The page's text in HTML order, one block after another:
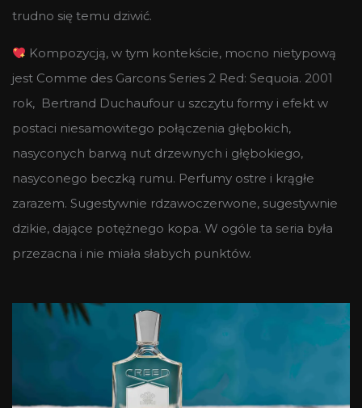
trudno się temu dziwić.
Kompozycją, w tym kontekście, mocno nietypową
jest Comme des Garcons Series 2 Red: Sequoia. 2001
rok, Bertrand Duchaufour u szczytu formy i efekt w
postaci niesamowitego połączenia głębokich,
nasyconych barwą nut drzewnych i głębokiego,
nasyconego beczką rumu. Perfumy ostre i krągłe
zarazem. Sugestywnie rdzawoczerwone, sugestywnie
dzikie, dające potężnego kopa. W ogóle ta seria była
przezacna i nie miała słabych punktów.